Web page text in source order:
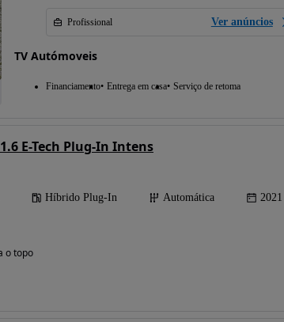
Profissional Ver anúncios
TV Autómoveis
Financiamento Entrega em casa Serviço de retoma
E-Tech Plug-In Intens
Híbrido Plug-In Automática 2021
o topo